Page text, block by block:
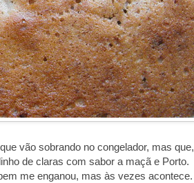
vão sobrando no congelador, mas que,
de claras com sabor a maçã e Porto.
me enganou, mas às vezes acontece.